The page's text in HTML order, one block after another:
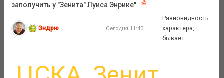
заполучить у "Зенита" Луиса Энрике"
Эндрю Сегодня 11:40
Разновидность
характера,
бывает